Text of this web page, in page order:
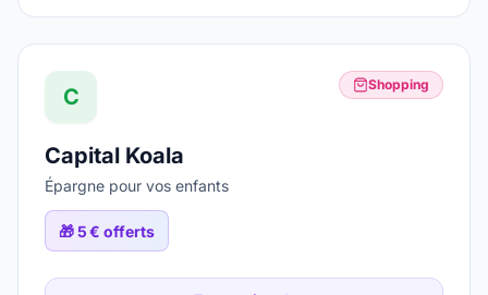
C Shopping
Capital Koala
Épargne pour vos enfants
🎁5 € offerts